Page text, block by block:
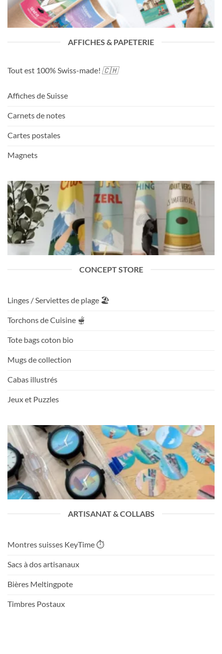
AFFICHES & PAPETERIE
Tout est 100% Swiss-made! 🇨🇭
Affiches de Suisse
Carnets de notes
Cartes postales
Magnets
CONCEPT STORE
Linges / Serviettes de plage 🏖️
Torchons de Cuisine 🫕
Tote bags coton bio
Mugs de collection
Cabas illustrés
Jeux et Puzzles
ARTISANAT & COLLABS
Montres suisses KeyTime ⏱️
Sacs à dos artisanaux
Bières Meltingpote
Timbres Postaux